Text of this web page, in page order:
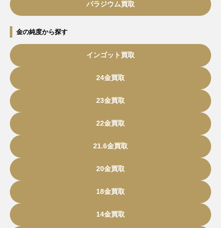
パラジウム買取
金の純度から探す
インゴット買取
24金買取
23金買取
22金買取
21.6金買取
20金買取
18金買取
14金買取